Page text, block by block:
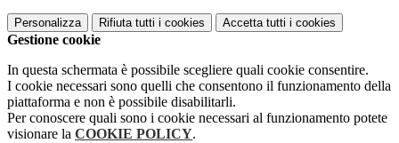
Personalizza Rifiuta tutti i cookies Accetta tutti i cookies
Gestione cookie
In questa schermata è possibile scegliere quali cookie consentire.
I cookie necessari sono quelli che consentono il funzionamento della
piattaforma e non è possibile disabilitarli.
Per conoscere quali sono i cookie necessari al funzionamento potete
visionare la COOKIE POLICY.